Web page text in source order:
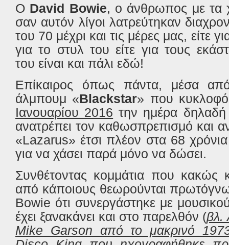
Ο David Bowie, ο άνθρωπος με τα
σαν αυτόν λίγοι λατρεύτηκαν
του 70 μέχρι και τις μέρες μας, είτε
για το στυλ του είτε για τους
του είναι και πάλι εδώ!
Επίκαιρος όπως πάντα, μέσα
άλμπουμ «Blackstar» που
Ιανουαρίου 2016 την ημέρα
ανατρέπει τον καθωσπρεπισμό και
«Lazarus» έτσι πλέον στα 68 χρόνια
για να χάσει παρά μόνο να δώσει.
Συνθέτοντας κομμάτια που
από κάποιους θεωρούνται
Bowie ότι συνεργάστηκε με
έχει ξανακάνει και στο παρελθόν (βλ.
Mike Garson από το μακρινό